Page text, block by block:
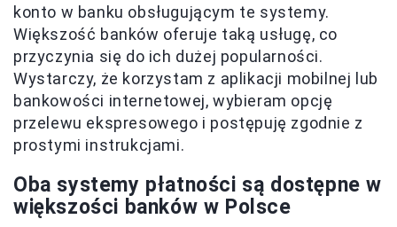
konto w banku obsługującym te systemy.
Większość banków oferuje taką usługę, co
przyczynia się do ich dużej popularności.
Wystarczy, że korzystam z aplikacji mobilnej lub
bankowości internetowej, wybieram opcję
przelewu ekspresowego i postępuję zgodnie z
prostymi instrukcjami.
Oba systemy płatności są dostępne w
większości banków w Polsce